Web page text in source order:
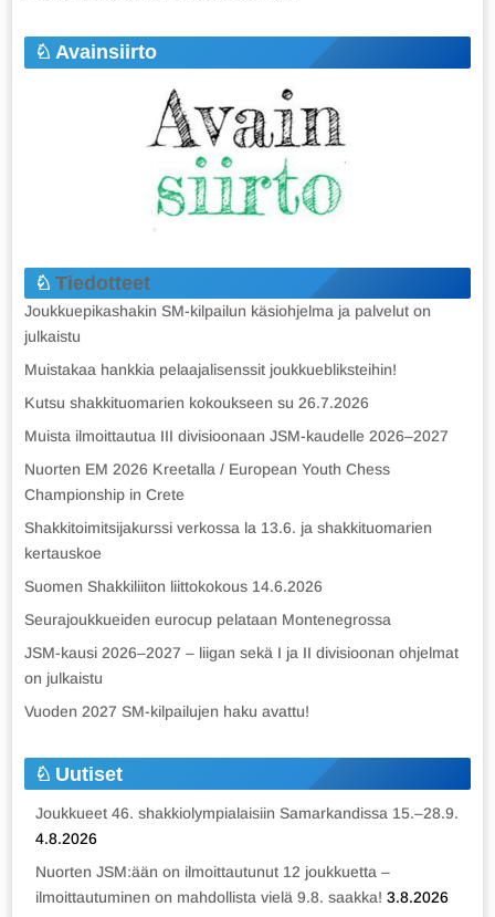
Avainsiirto
Tiedotteet
Joukkuepikashakin SM-kilpailun käsiohjelma ja palvelut on
julkaistu
Muistakaa hankkia pelaajalisenssit joukkuebliksteihin!
Kutsu shakkituomarien kokoukseen su 26.7.2026
Muista ilmoittautua III divisioonaan JSM-kaudelle 2026–2027
Nuorten EM 2026 Kreetalla / European Youth Chess
Championship in Crete
Shakkitoimitsijakurssi verkossa la 13.6. ja shakkituomarien
kertauskoe
Suomen Shakkiliiton liittokokous 14.6.2026
Seurajoukkueiden eurocup pelataan Montenegrossa
JSM-kausi 2026–2027 – liigan sekä I ja II divisioonan ohjelmat
on julkaistu
Vuoden 2027 SM-kilpailujen haku avattu!
Uutiset
Joukkueet 46. shakkiolympialaisiin Samarkandissa 15.–28.9.
4.8.2026
Nuorten JSM:ään on ilmoittautunut 12 joukkuetta –
ilmoittautuminen on mahdollista vielä 9.8. saakka! 3.8.2026